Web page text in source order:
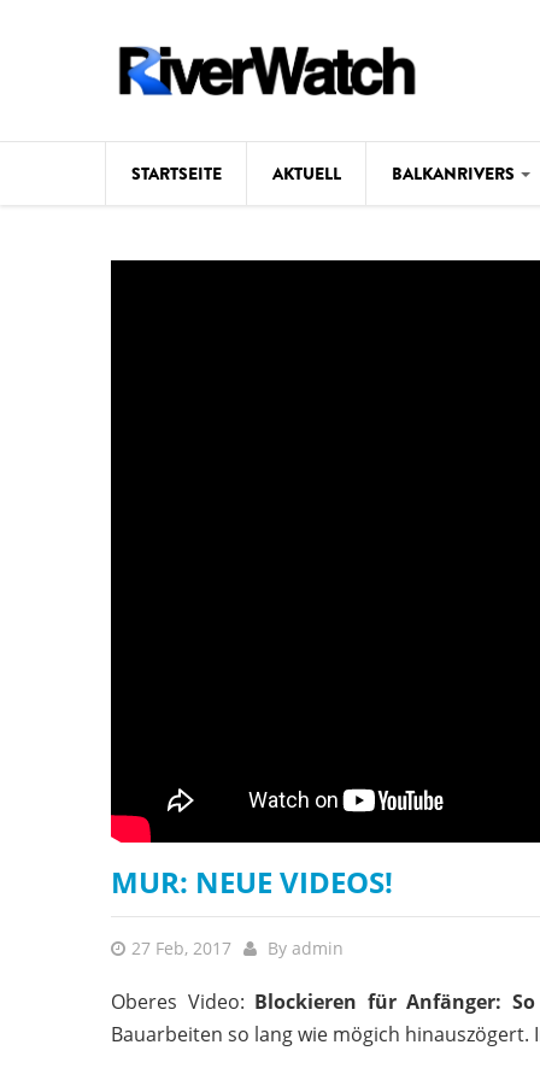
STARTSEITE AKTUELL BALKANRIVERS
MUR: NEUE VIDEOS!
27 Feb, 2017 By admin
Oberes Video: Blockieren für Anfänger:
Bauarbeiten so lang wie mögich hinauszögert.